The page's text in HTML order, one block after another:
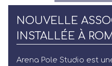
NOUVELLE
INSTALLÉE À
Arena Pole Studio est